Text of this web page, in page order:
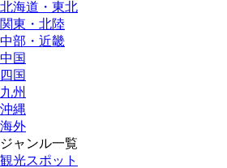
北海道・東北
関東・北陸
中部・近畿
中国
四国
九州
沖縄
海外
ジャンル一覧
観光スポット